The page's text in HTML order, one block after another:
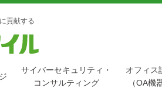
貢献する
サイバーセキュリティ・
コンサルティング
オフィス
（OA機